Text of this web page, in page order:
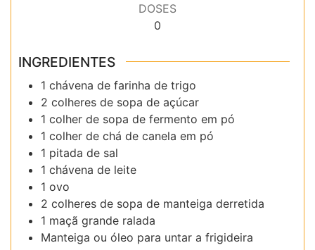
DOSES
0
INGREDIENTES
1 chávena de farinha de trigo
2 colheres de sopa de açúcar
1 colher de sopa de fermento em pó
1 colher de chá de canela em pó
1 pitada de sal
1 chávena de leite
1 ovo
2 colheres de sopa de manteiga derretida
1 maçã grande ralada
Manteiga ou óleo para untar a frigideira